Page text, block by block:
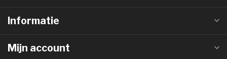
Informatie
Mijn account